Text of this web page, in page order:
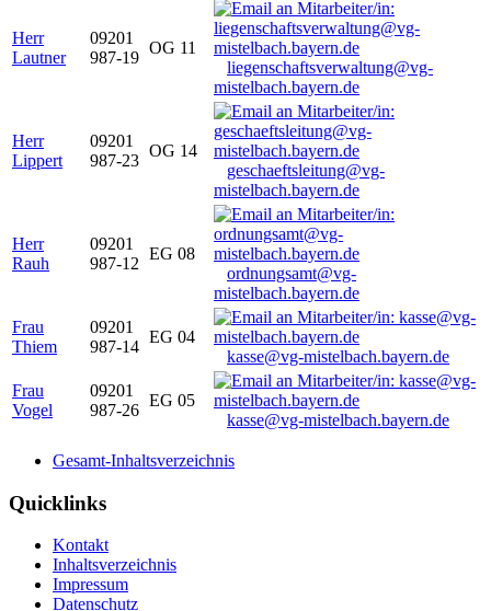
Herr
Lautner
09201
987-19
OG 11
liegenschaftsverwaltung@vg-
mistelbach.bayern.de
Herr
Lippert
09201
987-23
OG 14
geschaeftsleitung@vg-
mistelbach.bayern.de
Herr
Rauh
09201
987-12
EG 08
ordnungsamt@vg-
mistelbach.bayern.de
Frau
Thiem
09201
987-14
EG 04
kasse@vg-mistelbach.bayern.de
Frau
Vogel
09201
987-26
EG 05
kasse@vg-mistelbach.bayern.de
Gesamt-Inhaltsverzeichnis
Quicklinks
Kontakt
Inhaltsverzeichnis
Impressum
Datenschutz